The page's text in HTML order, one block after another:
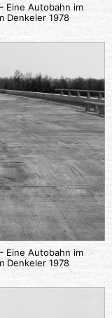
Eine Autobahn im
Denkeler 1978
Eine Autobahn im
Denkeler 1978